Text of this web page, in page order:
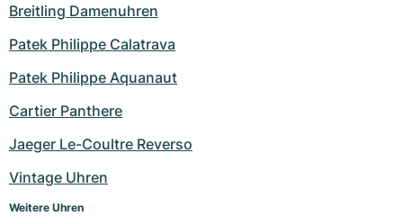
Breitling Damenuhren
Patek Philippe Calatrava
Patek Philippe Aquanaut
Cartier Panthere
Jaeger Le-Coultre Reverso
Vintage Uhren
Weitere Uhren